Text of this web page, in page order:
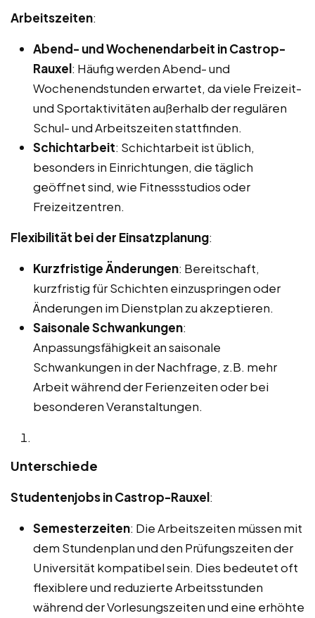
Arbeitszeiten:
Abend- und Wochenendarbeit in Castrop-
Rauxel: Häufig werden Abend- und
Wochenendstunden erwartet, da viele Freizeit-
und Sportaktivitäten außerhalb der regulären
Schul- und Arbeitszeiten stattfinden.
Schichtarbeit: Schichtarbeit ist üblich,
besonders in Einrichtungen, die täglich
geöffnet sind, wie Fitnessstudios oder
Freizeitzentren.
Flexibilität bei der Einsatzplanung:
Kurzfristige Änderungen: Bereitschaft,
kurzfristig für Schichten einzuspringen oder
Änderungen im Dienstplan zu akzeptieren.
Saisonale Schwankungen:
Anpassungsfähigkeit an saisonale
Schwankungen in der Nachfrage, z.B. mehr
Arbeit während der Ferienzeiten oder bei
besonderen Veranstaltungen.
Unterschiede
Studentenjobs in Castrop-Rauxel:
Semesterzeiten: Die Arbeitszeiten müssen mit
dem Stundenplan und den Prüfungszeiten der
Universität kompatibel sein. Dies bedeutet oft
flexiblere und reduzierte Arbeitsstunden
während der Vorlesungszeiten und eine erhöhte